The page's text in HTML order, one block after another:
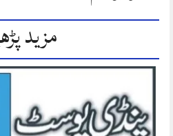
مزید